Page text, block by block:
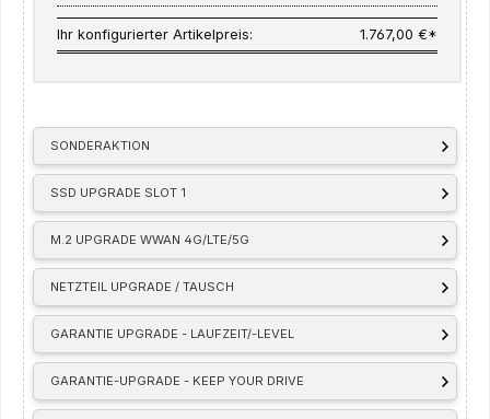
SONDERAKTION
SSD UPGRADE SLOT 1
M.2 UPGRADE WWAN 4G/LTE/5G
NETZTEIL UPGRADE / TAUSCH
GARANTIE UPGRADE - LAUFZEIT/-LEVEL
GARANTIE-UPGRADE - KEEP YOUR DRIVE
Ihr konfigurierter Artikelpreis: 1.767,00 €*